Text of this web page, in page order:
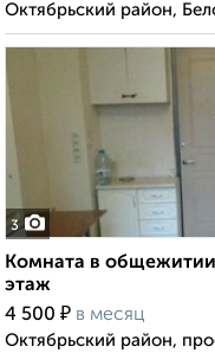
Октябрьский район,
3
Комната в
этаж
4 500 ₽ в месяц
Октябрьский район,